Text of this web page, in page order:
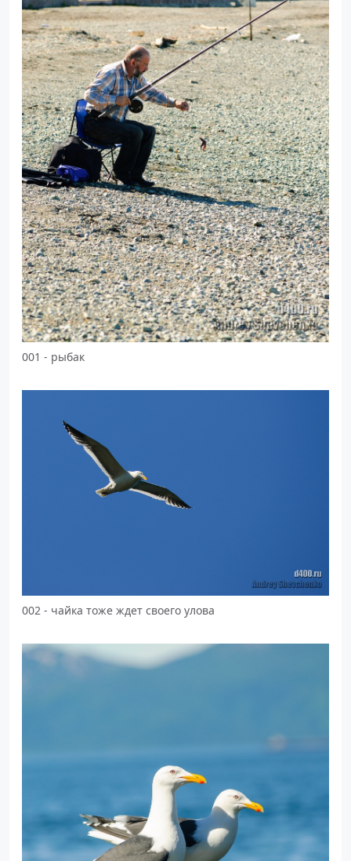
001 - рыбак
002 - чайка тоже ждет своего улова